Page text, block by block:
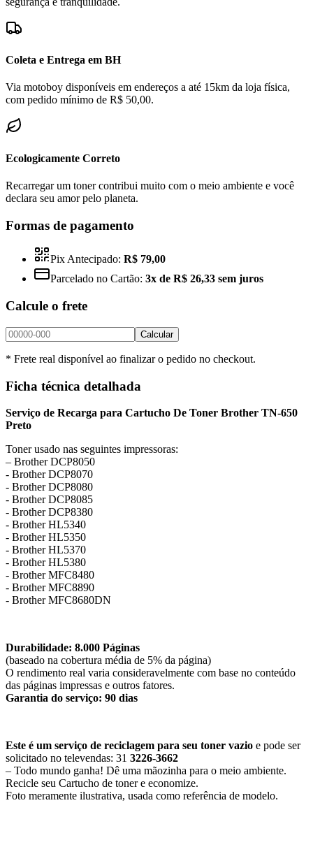
Coleta e Entrega em BH
Via motoboy disponíveis em endereços a até 15km da loja física,
com pedido mínimo de R$ 50,00.
Ecologicamente Correto
Recarregar um toner contribui muito com o meio ambiente e você
declara seu amor pelo planeta.
Formas de pagamento
Pix Antecipado: R$ 79,00
Parcelado no Cartão: 3x de R$ 26,33 sem juros
Calcule o frete
Calcular
* Frete real disponível ao finalizar o pedido no checkout.
Ficha técnica detalhada
Serviço de Recarga para Cartucho De Toner Brother TN-650
Preto
Toner usado nas seguintes impressoras:
– Brother DCP8050
​- Brother DCP8070
​- Brother DCP8080
​- Brother DCP8085
​- Brother DCP8380
​- Brother​ HL5340
​- Brother HL5350
​- Brother HL5370
​- Brother HL5380
​- Brother MFC8480
​- Brother MFC8890
​- Brother MFC8680DN
Durabilidade: 8.000 Páginas
(baseado na cobertura média de 5% da página)
O rendimento real varia consideravelmente com base no conteúdo
das páginas impressas e outros fatores.
Garantia do serviço: 90 dias
Este é um serviço de reciclagem para seu toner vazio e pode ser
solicitado no televendas: 31 3226-3662
– Todo mundo ganha! Dê uma mãozinha para o meio ambiente.
Recicle seu Cartucho de toner e economize.
​Foto meramente ilustrativa, usada como referência de modelo.